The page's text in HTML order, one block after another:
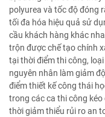
polyurea và tốc độ đóng
tối đa hóa hiệu quả sử
cầu khách hàng khác
trộn được chế tạo chính
tại thời điểm thi công,
nguyên nhân làm giảm
điểm thiết kế công thái
trong các ca thi công
thời giảm thiểu rủi ro an